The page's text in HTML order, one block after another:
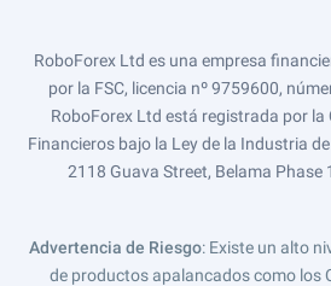
RoboForex Ltd es una empresa
por la FSC, licencia nº 9759600,
RoboForex Ltd está registrada por la
Financieros bajo la Ley de la Industria
2118 Guava Street, Belama Phase
Advertencia de Riesgo: Existe un alto
de productos apalancados como los